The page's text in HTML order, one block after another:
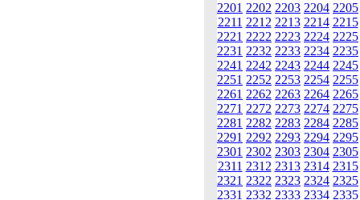
2201 2202 2203 2204 2205
2211 2212 2213 2214 2215
2221 2222 2223 2224 2225
2231 2232 2233 2234 2235
2241 2242 2243 2244 2245
2251 2252 2253 2254 2255
2261 2262 2263 2264 2265
2271 2272 2273 2274 2275
2281 2282 2283 2284 2285
2291 2292 2293 2294 2295
2301 2302 2303 2304 2305
2311 2312 2313 2314 2315
2321 2322 2323 2324 2325
2331 2332 2333 2334 2335